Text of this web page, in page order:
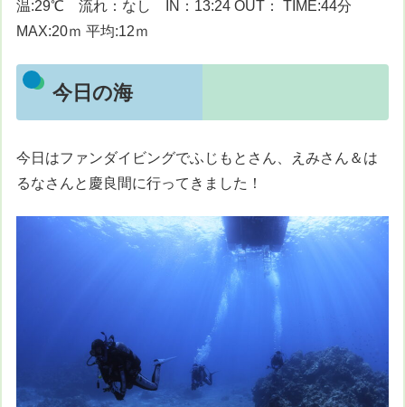
温:29℃ 流れ：なし IN：13:24 OUT： TIME:44分
MAX:20ｍ 平均:12ｍ
今日の海
今日はファンダイビングでふじもとさん、えみさん＆は
るなさんと慶良間に行ってきました！